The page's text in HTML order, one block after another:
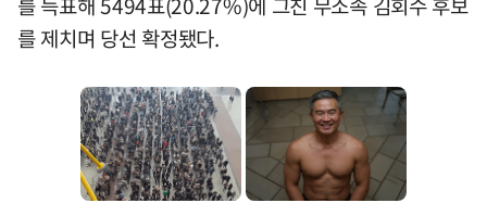
를 제치며 당선 확정됐다.